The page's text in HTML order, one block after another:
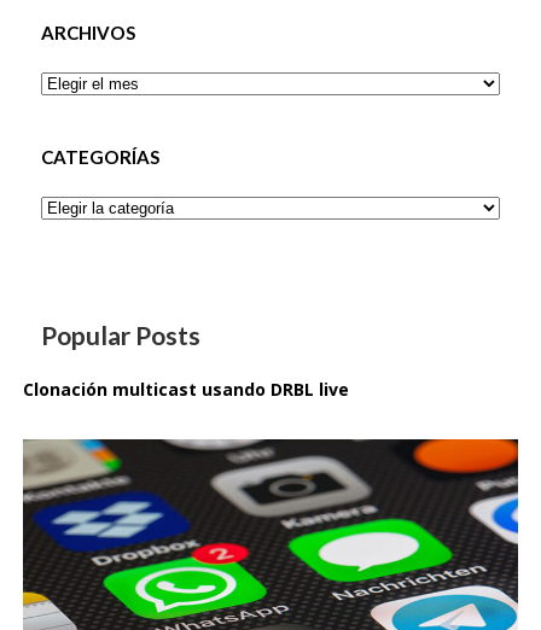
ARCHIVOS
Archivos
CATEGORÍAS
Categorías
Popular Posts
Clonación multicast usando DRBL live